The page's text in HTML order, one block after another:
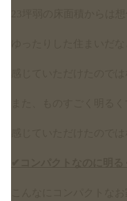
23坪弱の床面積からは
感じていただけたので
また、ものすごく明る
感じていただけたので
コンパクトなのに明
こんなにコンパクトなお